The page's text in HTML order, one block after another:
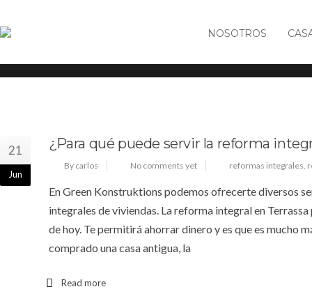
NOSOTROS
Tag: reformas integrales
21
Jun
¿Para qué puede servir la reforma
By carlos No comments yet reformas integrales,
En Green Konstruktions podemos ofrecerte diversos
integrales de viviendas. La reforma integral en
de hoy. Te permitirá ahorrar dinero y es que es mucho
comprado una casa antigua, la
Read more